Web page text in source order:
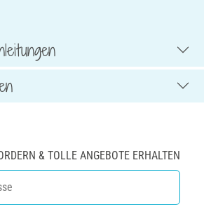
& TOLLE ANGEBOTE ERHALTEN